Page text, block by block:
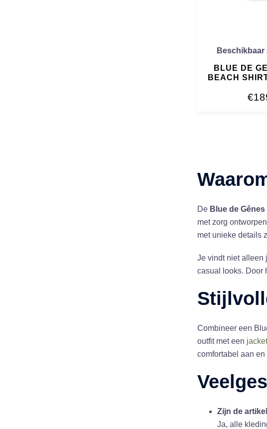
Beschikbaar
BLUE DE
BEACH
€
De Blue de Gênes
met zorg
met unieke details
Je vindt niet alleen
casual looks. Door
Combineer een
outfit met een jacket
comfortabel aan
Zijn de
Ja, alle